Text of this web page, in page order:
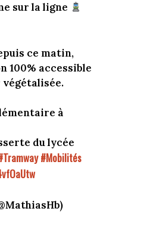
sur la ligne
ce matin,
100% accessible
à
du lycée
#Mobilités